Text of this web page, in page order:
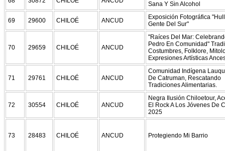
Sana Y Sin Alcohol
69 29600 CHILOÉ ANCUD
Exposición Fotográfica
Gente Del Sur"
70 29659 CHILOÉ ANCUD
"Raíces Del Mar:
Pedro En Comunidad"
Costumbres, Folklore,
Expresiones Artísticas
71 29761 CHILOÉ ANCUD
Comunidad Indígena
De Catruman, Rescatando
Tradiciones Alimentarias.
72 30554 CHILOÉ ANCUD
Negra Ilusión Chiloetour,
El Rock A Los Jóvenes De
2025
73 28483 CHILOÉ ANCUD Protegiendo Mi Barrio